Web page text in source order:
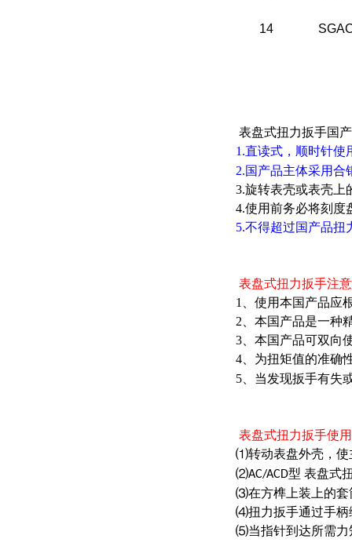
14
表盘式扭力扳手国
1.直读式，顺时针使
2.国产品主体采用合
3.旋转表壳或表壳上
4.使用前务必将刻度
5.不得超过国产品扭
表盘式扭力扳手注
1、使用本国产品
2、本国产品是一种
3、本国产品可双向
4、为扭矩值的准确
5、当发现扳手有失
表盘式扭力扳手使
⑴转动表盘外壳，使
⑵AC/ACD型 表盘式
⑶在方榫上装上的
⑷扭力扳手通过手
⑸当指针到达所需力